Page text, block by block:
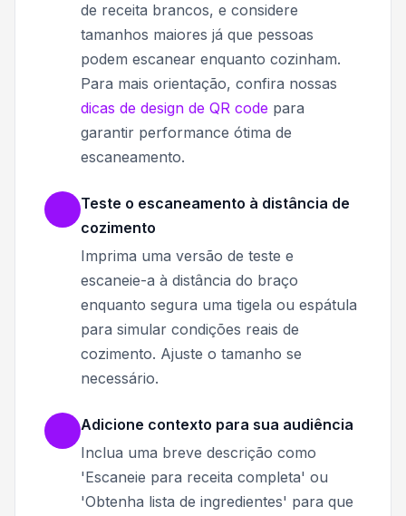
de receita brancos, e considere
tamanhos maiores já que pessoas
podem escanear enquanto cozinham.
Para mais orientação, confira nossas
dicas de design de QR code para
garantir performance ótima de
escaneamento.
Teste o escaneamento à distância de
cozimento
Imprima uma versão de teste e
escaneie-a à distância do braço
enquanto segura uma tigela ou espátula
para simular condições reais de
cozimento. Ajuste o tamanho se
necessário.
Adicione contexto para sua audiência
Inclua uma breve descrição como
'Escaneie para receita completa' ou
'Obtenha lista de ingredientes' para que